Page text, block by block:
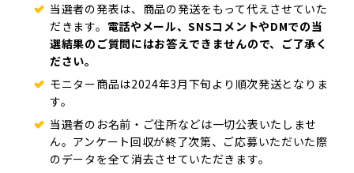
当選者の発表は、商品の発送をもって代えさせていた
だきます。 電話やメール、SNSコメントやDMでの当
選結果のご質問にはお答えできませんので、ご了承く
ださい。
モニター商品は2024年3月下旬より順次発送となりま
す。
当選者のお名前・ご住所などは一切公表いたしませ
ん。アンケート回収が終了次第、ご応募いただいた際
のデータを全て消去させていただきます。